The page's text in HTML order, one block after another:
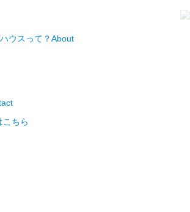
ウスって？About
こちら